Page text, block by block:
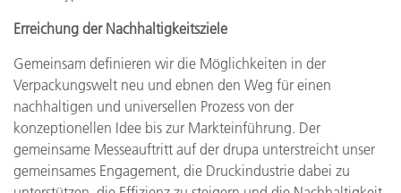
Erreichung der Nachhaltigkeitsziele
Gemeinsam definieren wir die Möglichkeiten in der
Verpackungswelt neu und ebnen den Weg für einen
nachhaltigen und universellen Prozess von der
konzeptionellen Idee bis zur Markteinführung. Der
gemeinsame Messeauftritt auf der drupa unterstreicht unser
gemeinsames Engagement, die Druckindustrie dabei zu